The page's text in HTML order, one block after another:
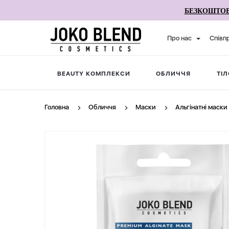
Про нас
BEAUTY КОМПЛЕКСИ ОБЛИЧЧЯ
Головна Обличчя Маски Альгінатні маски